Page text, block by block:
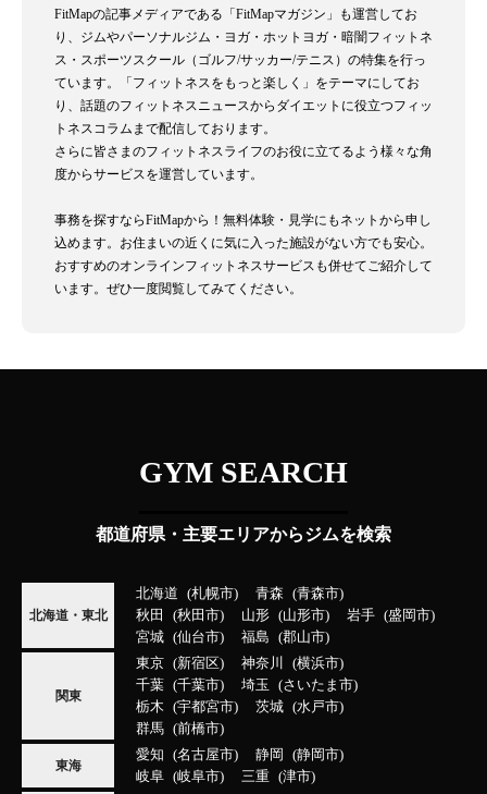
FitMapの記事メディアである「FitMapマガジン」も運営してお
り、ジムやパーソナルジム・ヨガ・ホットヨガ・暗闇フィットネ
ス・スポーツスクール（ゴルフ/サッカー/テニス）の特集を行っ
ています。「フィットネスをもっと楽しく」をテーマにしてお
り、話題のフィットネスニュースからダイエットに役立つフィッ
トネスコラムまで配信しております。
さらに皆さまのフィットネスライフのお役に立てるよう様々な角
度からサービスを運営しています。
事務を探すならFitMapから！無料体験・見学にもネットから申し
込めます。お住まいの近くに気に入った施設がない方でも安心。
おすすめのオンラインフィットネスサービスも併せてご紹介して
います。ぜひ一度閲覧してみてください。
GYM SEARCH
都道府県・主要エリアからジムを検索
北海道・東北
北海道 札幌市 青森
青森市
秋田
秋田市 山形 山形市 岩手
盛岡市
宮城
仙台市 福島 郡山市
関東
東京 新宿区 神奈川
横浜市
千葉
千葉市 埼玉
さいたま市
栃木
宇都宮市 茨城
水戸市
群馬
前橋市
東海
愛知 名古屋市 静岡
静岡市
岐阜
岐阜市 三重 津市